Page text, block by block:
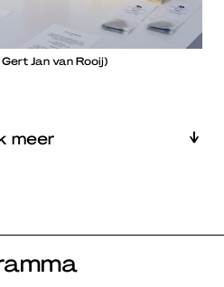
Jan van Rooij)
meer